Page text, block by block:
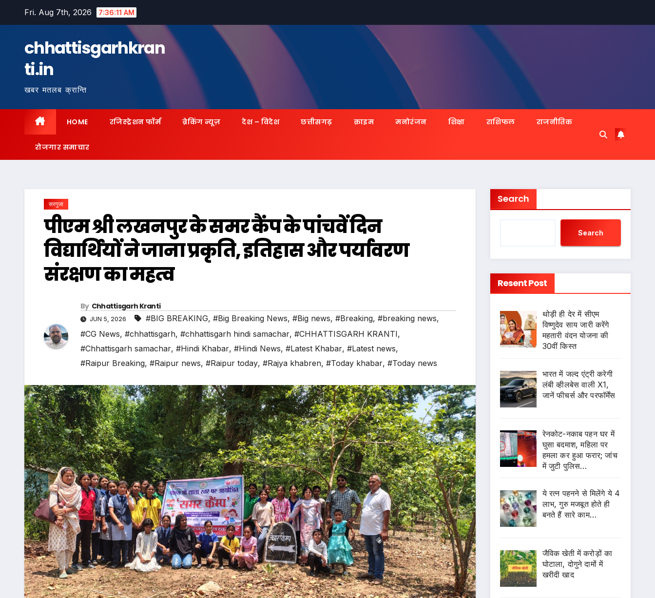
Fri. Aug 7th, 2026 7:36:12 AM
chhattisgarhkran
ti.in
खबर मतलब क्रान्ति
HOME रजिस्ट्रेशन फॉर्म ब्रेकिंग न्यूज़ देश – विदेश छत्तीसगढ़ क्राइम मनोरंजन शिक्षा राशिफल राजनीतिक
रोजगार समाचार
सरगुजा
पीएम श्री लखनपुर के समर कैंप के पांचवें दिन
विद्यार्थियों ने जाना प्रकृति, इतिहास और पर्यावरण
संरक्षण का महत्व
By Chhattisgarh Kranti
JUN 5, 2026 #BIG BREAKING, #Big Breaking News, #Big news, #Breaking, #breaking news,
#CG News, #chhattisgarh, #chhattisgarh hindi samachar, #CHHATTISGARH KRANTI,
#Chhattisgarh samachar, #Hindi Khabar, #Hindi News, #Latest Khabar, #Latest news,
#Raipur Breaking, #Raipur news, #Raipur today, #Rajya khabren, #Today khabar, #Today news
Search
Search
Resent Post
थोड़ी ही देर में सीएम
विष्णुदेव साय जारी करेंगे
महतारी वंदन योजना की
30वीं किस्त
भारत में जल्द एंट्री करेगी
लंबी व्हीलबेस वाली X1,
जानें फीचर्स और परफॉर्मेंस
रेनकोट-नकाब पहन घर में
घुसा बदमाश, महिला पर
हमला कर हुआ फरार; जांच
में जुटी पुलिस…
ये रत्न पहनने से मिलेंगे ये 4
लाभ, गुरु मजबूत होते ही
बनते हैं सारे काम…
जैविक खेती में करोड़ों का
घोटाला, दोगुने दामों में
खरीदी खाद